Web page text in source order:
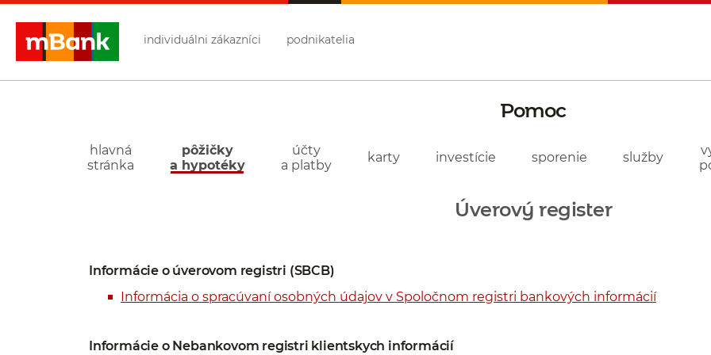
individuálni zákazníci podnikatelia
Pomoc
hlavná
stránka
pôžičky
a hypotéky
účty
a platby
karty investície sporenie služby
Úverový register
Informácie o úverovom registri (SBCB)
Informácia o spracúvaní osobných údajov v Spoločnom registri bankových informácií
Informácie o Nebankovom registri klientskych informácií